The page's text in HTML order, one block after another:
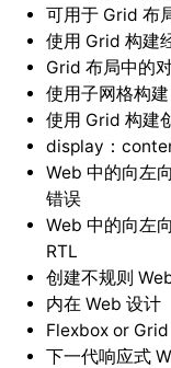
可用于 Grid 布
使用 Grid 构建
Grid 布局中的
使用子网格构
使用 Grid 构建
display：
Web 中的向左
错误
Web 中的向左
RTL
创建不规则
内在 Web 设计
Flexbox or
下一代响应式